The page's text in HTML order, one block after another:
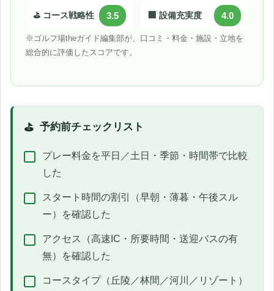
⛳ コース戦略性 3.5 🏢 設備充実度 4.0
※ゴルフ場theガイド編集部が、口コミ・料金・施設・立地を
総合的に評価したスコアです。
予約前チェックリスト
プレー料金を平日／土日・季節・時間帯で比較
した
スタート時間の割引（早朝・薄暮・午後スル
ー）を確認した
アクセス（高速IC・所要時間・送迎バスの有
無）を確認した
コースタイプ（丘陵／林間／河川／リゾート）